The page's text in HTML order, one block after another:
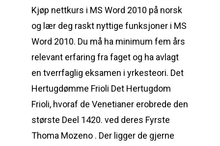
Kjøp nettkurs i MS Word 2010 på norsk
og lær deg raskt nyttige funksjoner i MS
Word 2010. Du må ha minimum fem års
relevant erfaring fra faget og ha avlagt
en tverrfaglig eksamen i yrkesteori. Det
Hertugdømme Frioli Det Hertugdom
Frioli, hvoraf de Venetianer erobrede den
største Deel 1420. ved deres Fyrste
Thoma Mozeno . Der ligger de gjerne